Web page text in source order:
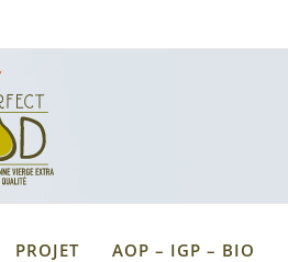
PROJET AOP – IGP – BIO